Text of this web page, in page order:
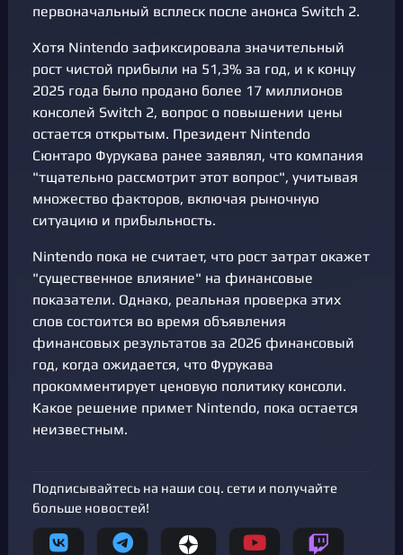
первоначальный всплеск после анонса Switch 2.
Хотя Nintendo зафиксировала значительный
рост чистой прибыли на 51,3% за год, и к концу
2025 года было продано более 17 миллионов
консолей Switch 2, вопрос о повышении цены
остается открытым. Президент Nintendo
Сюнтаро Фурукава ранее заявлял, что компания
"тщательно рассмотрит этот вопрос", учитывая
множество факторов, включая рыночную
ситуацию и прибыльность.
Nintendo пока не считает, что рост затрат окажет
"существенное влияние" на финансовые
показатели. Однако, реальная проверка этих
слов состоится во время объявления
финансовых результатов за 2026 финансовый
год, когда ожидается, что Фурукава
прокомментирует ценовую политику консоли.
Какое решение примет Nintendo, пока остается
неизвестным.
Подписывайтесь на наши соц. сети и получайте
больше новостей!